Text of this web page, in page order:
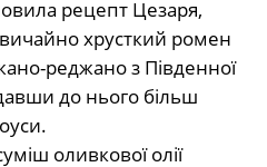
рецепт Цезаря,
хрусткий ромен
реджано з Південної
до нього більш
оливкової олії